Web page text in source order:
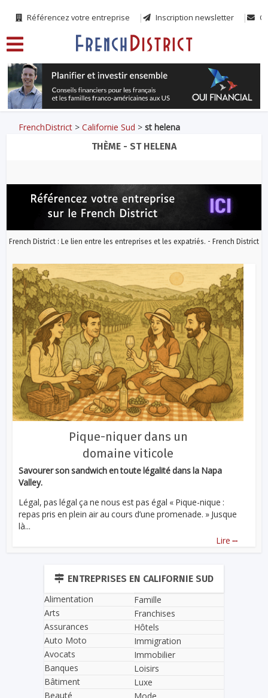
Référencez votre entreprise Inscription newsletter
FrenchDistrict >Californie Sud >st helena
THÈME - ST HELENA
French District : Le lien entre les entreprises et les expatriés. - French District
Pique-niquer dans un
domaine viticole
Savourer son sandwich en toute légalité dans la Napa
Valley.
Légal, pas légal ça ne nous est pas égal « Pique-nique :
repas pris en plein air au cours d’une promenade. » Jusque
là...
Lire ...
ENTREPRISES EN CALIFORNIE SUD
Alimentation
Arts
Assurances
Auto Moto
Avocats
Banques
Bâtiment
Beauté
Famille
Franchises
Hôtels
Immigration
Immobilier
Loisirs
Luxe